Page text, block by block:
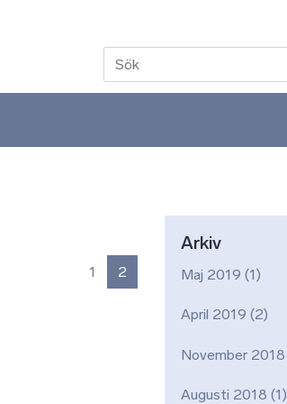
1 2
Arkiv
Maj 2019 (1)
April 2019 (2)
November 2018
Augusti 2018 (1)